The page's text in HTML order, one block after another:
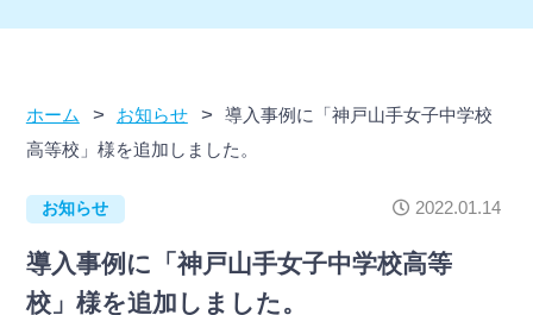
ホーム > お知らせ >
導入事例に「神戸山手女子中学校
高等校」様を追加しました。
お知らせ 2022.01.14
導入事例に「神戸山手女子中学校高等
校」様を追加しました。